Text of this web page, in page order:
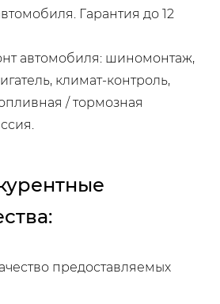
Гарантия до 12
автомобиля: шиномонтаж,
климат-контроль,
/ тормозная
предоставляемых